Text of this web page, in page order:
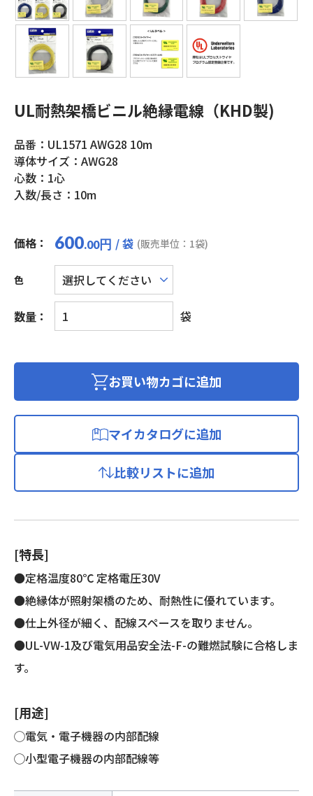
UL耐熱架橋ビニル絶縁電線（KHD製)
品番：UL1571 AWG28 10m
導体サイズ：AWG28
心数：1心
入数/長さ：10m
価格： 600.00円 / 袋 (販売単位：1袋)
色
数量：
UL
耐
架
縁
線
袋
お買い物カゴに追加
マイカタログに追加
比較リストに追加
[特長]
●定格温度80℃ 定格電圧30V
●絶縁体が照射架橋のため、耐熱性に優れています。
●仕上外径が細く、配線スペースを取りません。
●UL-VW-1及び電気用品安全法-F-の難燃試験に合格しま
す。
[用途]
◯電気・電子機器の内部配線
◯小型電子機器の内部配線等